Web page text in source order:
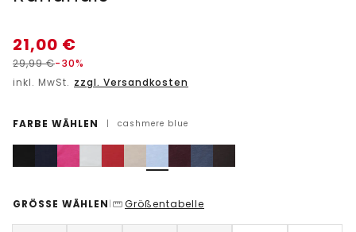
21,00 €
29,99€-30%
inkl. MwSt. zzgl. Versandkosten
FARBE WÄHLEN | cashmere blue
GRÖSSE WÄHLEN | Größentabelle